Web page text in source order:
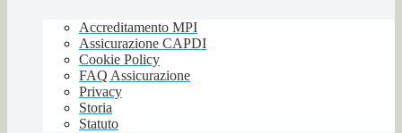
Accreditamento MPI
Assicurazione CAPDI
Cookie Policy
FAQ Assicurazione
Privacy
Storia
Statuto